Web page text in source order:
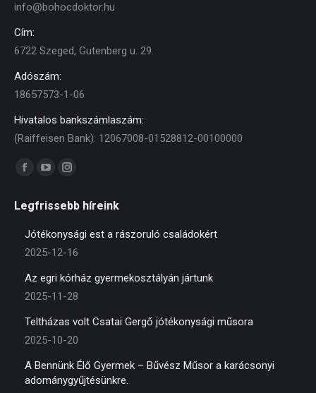
info@bohocdoktor.hu
Cím:
6722 Szeged, Gutenberg u. 29.
Adószám:
18657573-1-06
Hivatalos bankszámlaszám:
(Raiffeisen Bank): 12067008-01528812-00100000
Find us on:
Facebook
opens
in
new
YouTube
opens
in
new
Instagram
opens
in
new
Legfrissebb híreink
Jótékonysági est a rászoruló családokért
2025-12-16
Az egri kórház gyermekosztályán jártunk
2025-11-28
Teltházas volt Csatai Gergő jótékonysági műsora
2025-10-20
A Bennünk Élő Gyermek – Bűvész Műsor a karácsonyi
adománygyűjtésünkre.